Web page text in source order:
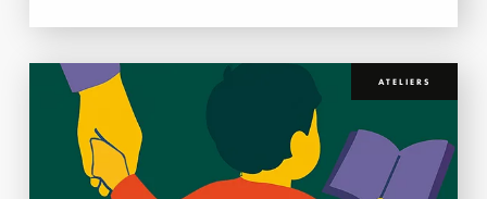
ATELIERS